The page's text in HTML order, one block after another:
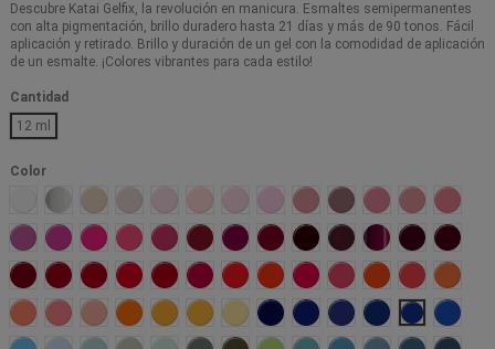
Descubre Katai Gelfix, la revolución en manicura. Esmaltes semipermanentes
con alta pigmentación, brillo duradero hasta 21 días y más de 90 tonos. Fácil
aplicación y retirado. Brillo y duración de un gel con la comodidad de aplicación
de un esmalte. ¡Colores vibrantes para cada estilo!
Cantidad
12 ml
Color
Alaska Carrara Praga MonacoParis Budelli Aruba Bahamas
Tokio ToulouseMaui ColoradoMarsala
Gandia JamaicaHitachi Algarve Kotor BarbadosVarsoviaMalaga Ginebra Bolonia Agra BorgoñaJerte
Oslo Copacabana
Osaka Coachella
Tahiti Onil CarcassoneMarrakech
Malibu Bali Nepal SalomonJaipur
Uluru Malta Barcelona
Phuket Costa RicaCancun Hawaii Seul VancouverToscanaSkagen CuowomoAzores